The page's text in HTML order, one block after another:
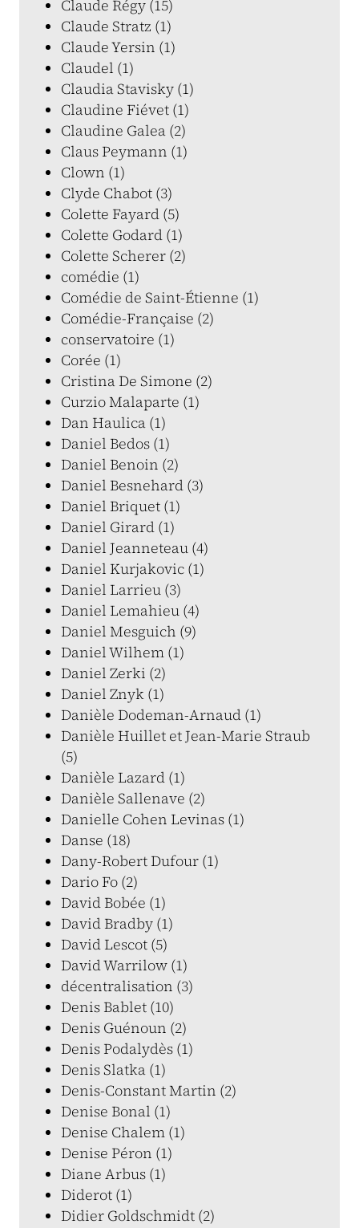
Claude Régy (15)
Claude Stratz (1)
Claude Yersin (1)
Claudel (1)
Claudia Stavisky (1)
Claudine Fiévet (1)
Claudine Galea (2)
Claus Peymann (1)
Clown (1)
Clyde Chabot (3)
Colette Fayard (5)
Colette Godard (1)
Colette Scherer (2)
comédie (1)
Comédie de Saint-Étienne (1)
Comédie-Française (2)
conservatoire (1)
Corée (1)
Cristina De Simone (2)
Curzio Malaparte (1)
Dan Haulica (1)
Daniel Bedos (1)
Daniel Benoin (2)
Daniel Besnehard (3)
Daniel Briquet (1)
Daniel Girard (1)
Daniel Jeanneteau (4)
Daniel Kurjakovic (1)
Daniel Larrieu (3)
Daniel Lemahieu (4)
Daniel Mesguich (9)
Daniel Wilhem (1)
Daniel Zerki (2)
Daniel Znyk (1)
Danièle Dodeman-Arnaud (1)
Danièle Huillet et Jean-Marie Straub
(5)
Danièle Lazard (1)
Danièle Sallenave (2)
Danielle Cohen Levinas (1)
Danse (18)
Dany-Robert Dufour (1)
Dario Fo (2)
David Bobée (1)
David Bradby (1)
David Lescot (5)
David Warrilow (1)
décentralisation (3)
Denis Bablet (10)
Denis Guénoun (2)
Denis Podalydès (1)
Denis Slatka (1)
Denis-Constant Martin (2)
Denise Bonal (1)
Denise Chalem (1)
Denise Péron (1)
Diane Arbus (1)
Diderot (1)
Didier Goldschmidt (2)